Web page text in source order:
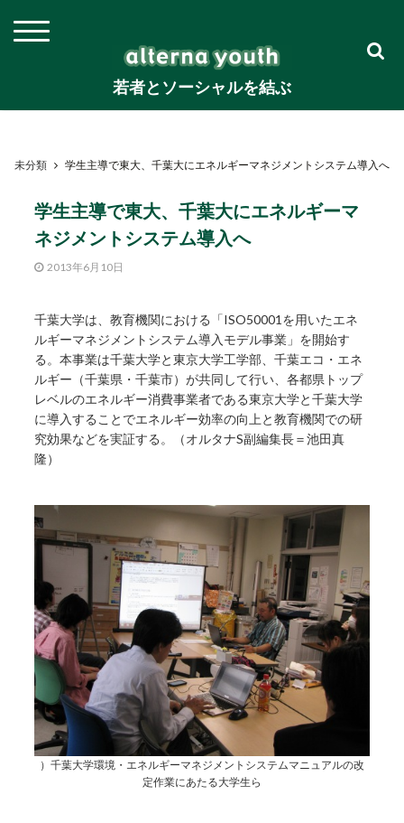
若者とソーシャルを結ぶ
未分類 学生主導で東大、千葉大にエネルギーマネジメントシステム導入へ
学生主導で東大、千葉大にエネルギーマ
ネジメントシステム導入へ
2013年6月10日
千葉大学は、教育機関における「ISO50001を用いたエネ
ルギーマネジメントシステム導入モデル事業」を開始す
る。本事業は千葉大学と東京大学工学部、千葉エコ・エネ
ルギー（千葉県・千葉市）が共同して行い、各都県トップ
レベルのエネルギー消費事業者である東京大学と千葉大学
に導入することでエネルギー効率の向上と教育機関での研
究効果などを実証する。（オルタナS副編集長＝池田真
隆）
）千葉大学環境・エネルギーマネジメントシステムマニュアルの改
定作業にあたる大学生ら